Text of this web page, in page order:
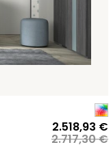
2.717,30€
2.518,93 €